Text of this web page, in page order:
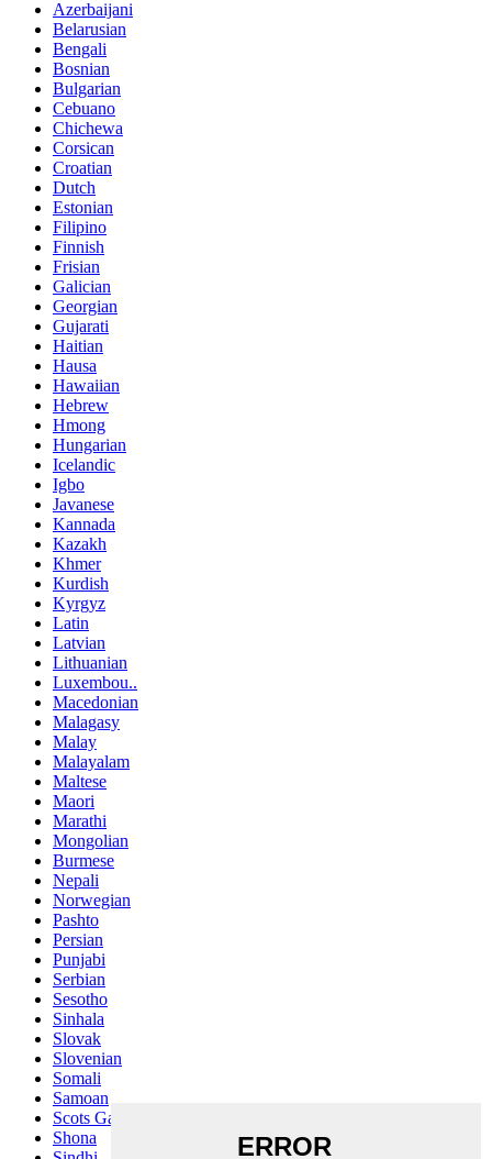
Azerbaijani
Belarusian
Bengali
Bosnian
Bulgarian
Cebuano
Chichewa
Corsican
Croatian
Dutch
Estonian
Filipino
Finnish
Frisian
Galician
Georgian
Gujarati
Haitian
Hausa
Hawaiian
Hebrew
Hmong
Hungarian
Icelandic
Igbo
Javanese
Kannada
Kazakh
Khmer
Kurdish
Kyrgyz
Latin
Latvian
Lithuanian
Luxembou..
Macedonian
Malagasy
Malay
Malayalam
Maltese
Maori
Marathi
Mongolian
Burmese
Nepali
Norwegian
Pashto
Persian
Punjabi
Serbian
Sesotho
Sinhala
Slovak
Slovenian
Somali
Samoan
Scots Gaelic
Shona